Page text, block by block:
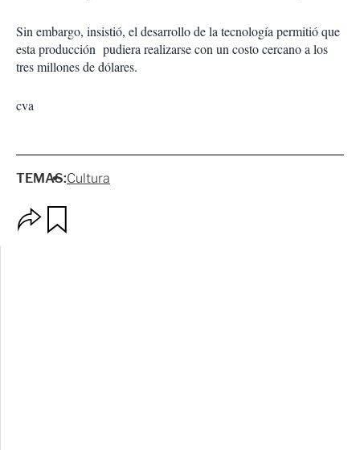
Sin embargo, insistió, el desarrollo de la tecnología permitió que
esta producción pudiera realizarse con un costo cercano a los
tres millones de dólares.
cva
TEMAS:Cultura